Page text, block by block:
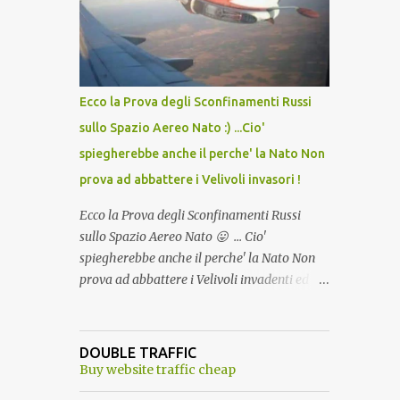
lo scopo della temperatura? Qualcuno a suo
tempo ribattezzo' il Vaccino come: l' Amaro
del Capo, era "spettacolare Ghiacciato, ma
andava bene anche, a Temperatura
Ambiente"! Riproponiamo l'articolo per NON
Ecco la Prova degli Sconfinamenti Russi
sullo Spazio Aereo Nato :) ...Cio'
spiegherebbe anche il perche' la Nato Non
prova ad abbattere i Velivoli invasori !
Ecco la Prova degli Sconfinamenti Russi
sullo Spazio Aereo Nato 😛 ... Cio'
spiegherebbe anche il perche' la Nato Non
prova ad abbattere i Velivoli invadenti ed
alcuna notizia di un'invasione dello spazio
aereo NATO da parte di un robot chiamato
DOUBLE TRAFFIC
Buy website traffic cheap